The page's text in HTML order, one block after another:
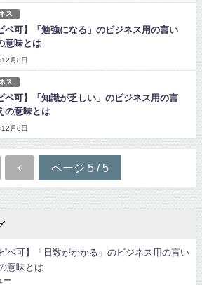
ス
ペ可】「勉強になる」のビジネス用の言い
意味とは
月8日
ス
ペ可】「知識が乏しい」のビジネス用の言
の意味とは
月8日
ページ 5 / 5
ピペ可】「日数がかかる」のビジネス用の言い
意味とは
ー